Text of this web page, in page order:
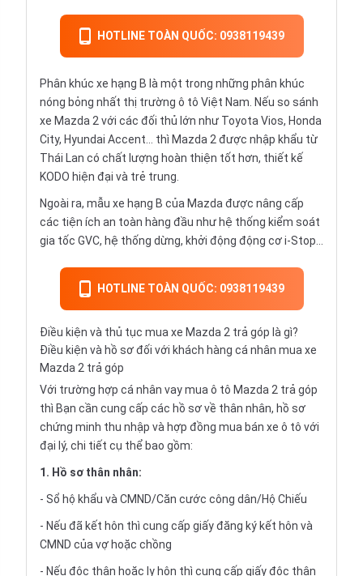
HOTLINE TOÀN QUỐC: 0938119439
Phân khúc xe hạng B là một trong những phân khúc
nóng bỏng nhất thị trường ô tô Việt Nam. Nếu so sánh
xe Mazda 2 với các đối thủ lớn như Toyota Vios, Honda
City, Hyundai Accent… thì Mazda 2 được nhập khẩu từ
Thái Lan có chất lượng hoàn thiện tốt hơn, thiết kế
KODO hiện đại và trẻ trung.
Ngoài ra, mẫu xe hạng B của Mazda được nâng cấp
các tiện ích an toàn hàng đầu như hệ thống kiểm soát
gia tốc GVC, hệ thống dừng, khởi động động cơ i-Stop...
HOTLINE TOÀN QUỐC: 0938119439
Điều kiện và thủ tục mua xe Mazda 2 trả góp là gì?
Điều kiện và hồ sơ đối với khách hàng cá nhân mua xe
Mazda 2 trả góp
Với trường hợp cá nhân vaymua ô tô Mazda 2 trả góp
thì Bạn cần cung cấp các hồ sơ về thân nhân, hồ sơ
chứng minh thu nhập và hợp đồng mua bán xe ô tô với
đại lý, chi tiết cụ thể bao gồm:
1. Hồ sơ thân nhân:
- Sổ hộ khẩu và CMND/Căn cước công dân/Hộ Chiếu
- Nếu đã kết hôn thì cung cấp giấy đăng ký kết hôn và
CMND của vợ hoặc chồng
- Nếu độc thân hoặc ly hôn thì cung cấp giấy độc thân